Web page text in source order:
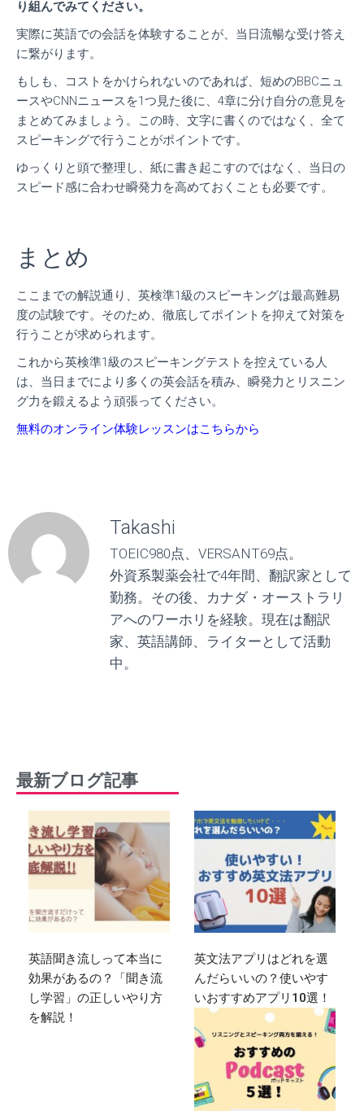
り組んでみてください。
実際に英語での会話を体験することが、当日流暢な受け答え
に繋がります。
もしも、コストをかけられないのであれば、短めのBBCニュ
ースやCNNニュースを1つ見た後に、4章に分け自分の意見を
まとめてみましょう。
この時、文字に書くのではなく、全て
スピーキングで行うことがポイントです。
ゆっくりと頭で整理し、紙に書き起こすのではなく、当日の
スピード感に合わせ瞬発力を高めておくことも必要です。
まとめ
ここまでの解説通り、英検準1級のスピーキングは最高難易
度の試験です。 そのため、徹底してポイントを抑えて対策を
行うことが求められます。
これから英検準1級のスピーキングテストを控えている人
は、当日までにより多くの英会話を積み、瞬発力とリスニン
グ力を鍛えるよう頑張ってください。
無料のオンライン体験レッスンはこちらから
Takashi
TOEIC980点、VERSANT69点。
外資系製薬会社で4年間、翻訳家として
勤務。その後、カナダ・オーストラリ
アへのワーホリを経験。現在は翻訳
家、英語講師、ライターとして活動
中。
最新ブログ記事
英語聞き流しって本当に
効果があるの？「聞き流
し学習」の正しいやり方
を解説！
英文法アプリはどれを選
んだらいいの？使いやす
いおすすめアプリ10選！